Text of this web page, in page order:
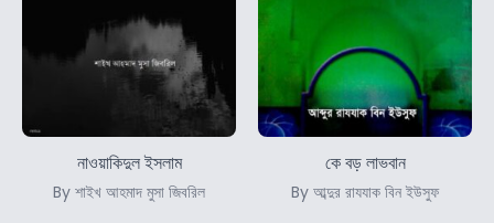
নাওয়াকিদুল ইসলাম
By শাইখ আহমাদ মুসা জিবরিল
কে বড় লাভবান
By আব্দুর রাযযাক বিন ইউসুফ